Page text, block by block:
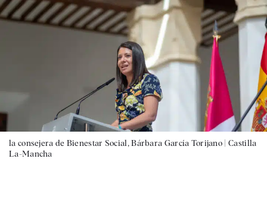
la consejera de Bienestar Social, Bárbara García Torijano | Castilla
La-Mancha